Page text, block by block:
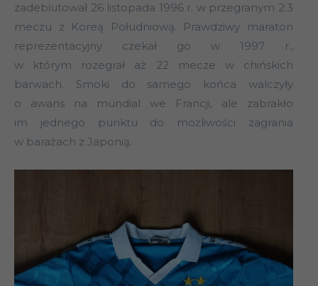
zadebiutował 26 listopada 1996 r. w przegranym 2:3
meczu z Koreą Południową. Prawdziwy maraton
reprezentacyjny czekał go w 1997 r.,
w którym rozegrał aż 22 mecze w chińskich
barwach. Smoki do samego końca walczyły
o awans na mundial we Francji, ale zabrakło
im jednego punktu do możliwości zagrania
w barażach z Japonią.